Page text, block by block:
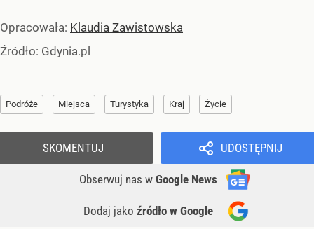
Opracowała: Klaudia Zawistowska
Źródło: Gdynia.pl
Podróże Miejsca Turystyka Kraj Życie
UDOSTĘPNIJ
Obserwuj nas w Google News
Dodaj jako źródło w Google
SKOMENTUJ